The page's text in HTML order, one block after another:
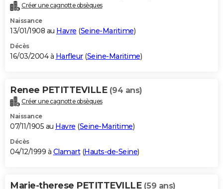
Créer une cagnotte obsèques
Naissance
13/01/1908 au Havre (Seine-Maritime)
Décès
16/03/2004 à Harfleur(Seine-Maritime)
Renee PETITTEVILLE (94 ans)
Créer une cagnotte obsèques
Naissance
07/11/1905 au Havre (Seine-Maritime)
Décès
04/12/1999 à Clamart(Hauts-de-Seine)
Marie-therese PETITTEVILLE (59 ans)